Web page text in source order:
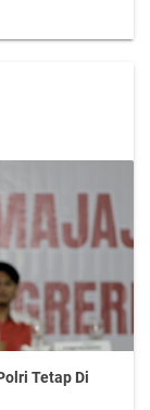
Tetap Di